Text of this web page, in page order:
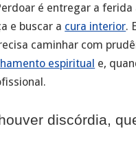
é entregar a ferida
e buscar a cura interior.
caminhar com
espiritual e,
discórdia,